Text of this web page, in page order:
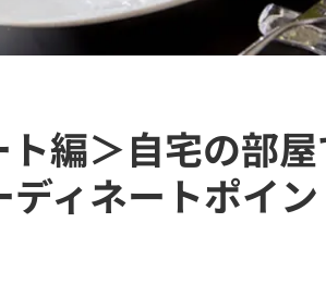
編＞自宅の部
ィネートポイン